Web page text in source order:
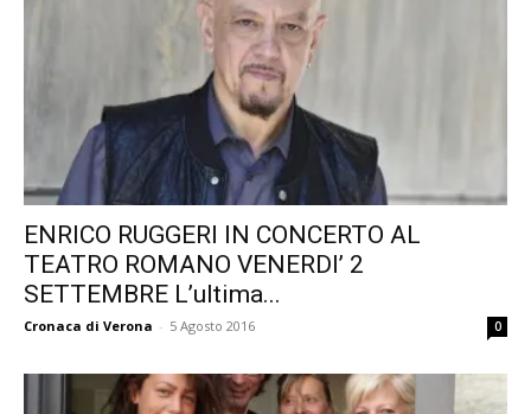
ENRICO RUGGERI IN CONCERTO AL
TEATRO ROMANO VENERDI’ 2
SETTEMBRE L’ultima...
Cronaca di Verona - 5 Agosto 2016 0